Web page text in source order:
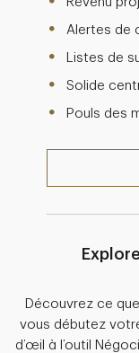
Alertes de
Listes de
Solide
Pouls des
Découvrez ce
vous débutez
d’œil à l’outil